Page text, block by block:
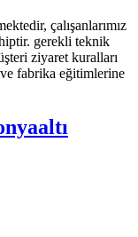
çalışanlarımız
gerekli teknik
ziyaret kuralları
fabrika eğitimlerine